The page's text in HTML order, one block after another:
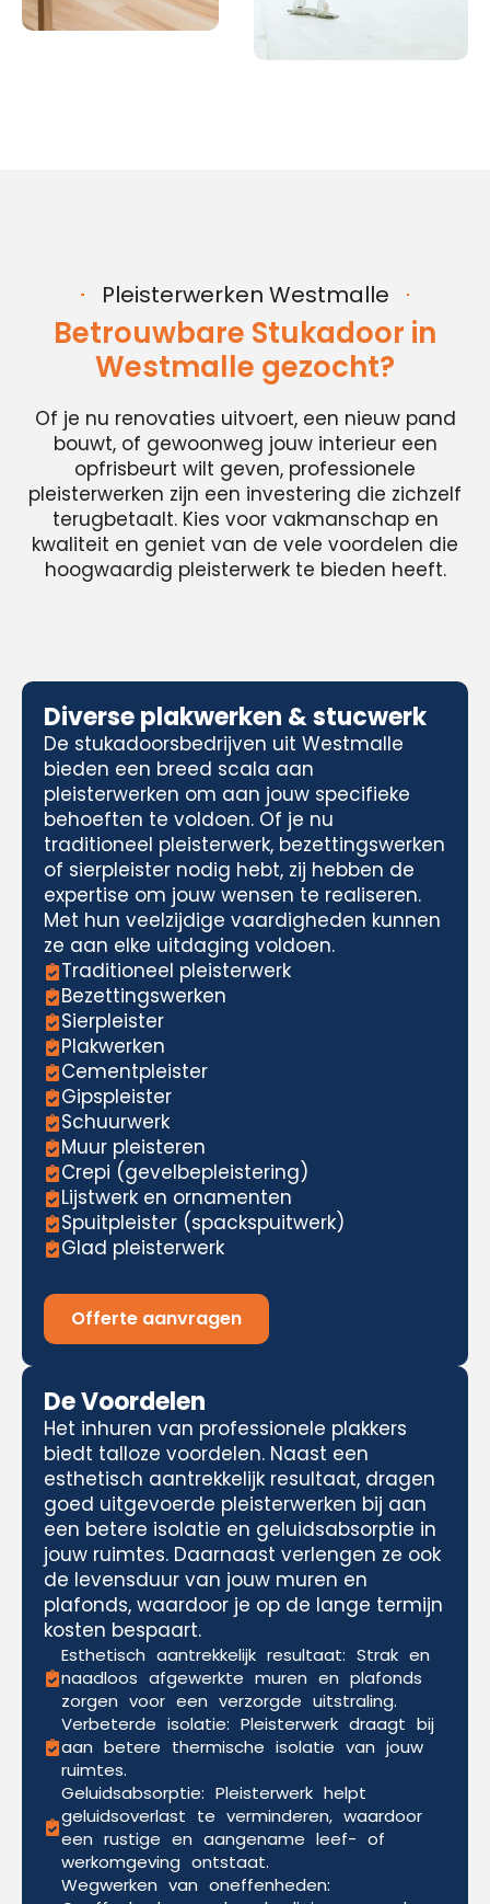
Pleisterwerken Westmalle
Betrouwbare Stukadoor in
Westmalle gezocht?
Of je nu renovaties uitvoert, een nieuw pand
bouwt, of gewoonweg jouw interieur een
opfrisbeurt wilt geven, professionele
pleisterwerken zijn een investering die zichzelf
terugbetaalt. Kies voor vakmanschap en
kwaliteit en geniet van de vele voordelen die
hoogwaardig pleisterwerk te bieden heeft.
Diverse plakwerken & stucwerk
De stukadoorsbedrijven uit Westmalle
bieden een breed scala aan
pleisterwerken om aan jouw specifieke
behoeften te voldoen. Of je nu
traditioneel pleisterwerk, bezettingswerken
of sierpleister nodig hebt, zij hebben de
expertise om jouw wensen te realiseren.
Met hun veelzijdige vaardigheden kunnen
ze aan elke uitdaging voldoen.
Traditioneel pleisterwerk
Bezettingswerken
Sierpleister
Plakwerken
Cementpleister
Gipspleister
Schuurwerk
Muur pleisteren
Crepi (gevelbepleistering)
Lijstwerk en ornamenten
Spuitpleister (spackspuitwerk)
Glad pleisterwerk
Offerte aanvragen
De Voordelen
Het inhuren van professionele plakkers
biedt talloze voordelen. Naast een
esthetisch aantrekkelijk resultaat, dragen
goed uitgevoerde pleisterwerken bij aan
een betere isolatie en geluidsabsorptie in
jouw ruimtes. Daarnaast verlengen ze ook
de levensduur van jouw muren en
plafonds, waardoor je op de lange termijn
kosten bespaart.
Esthetisch aantrekkelijk resultaat: Strak en
naadloos afgewerkte muren en plafonds
zorgen voor een verzorgde uitstraling.
Verbeterde isolatie: Pleisterwerk draagt bij
aan betere thermische isolatie van jouw
ruimtes.
Geluidsabsorptie: Pleisterwerk helpt
geluidsoverlast te verminderen, waardoor
een rustige en aangename leef- of
werkomgeving ontstaat.
Wegwerken van oneffenheden: